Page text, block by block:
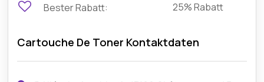
Bester Rabatt:
25% Rabatt
Cartouche De Toner Kontaktdaten